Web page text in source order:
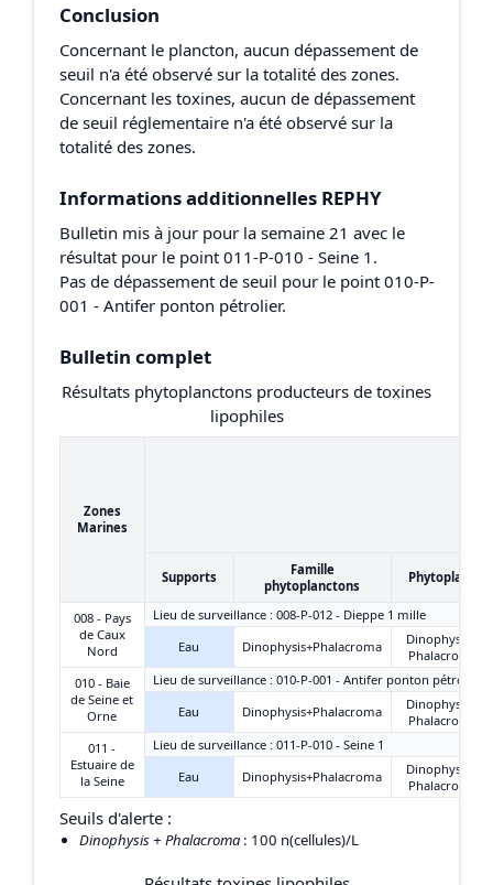
Conclusion
Concernant le plancton, aucun dépassement de
seuil n'a été observé sur la totalité des zones.
Concernant les toxines, aucun de dépassement
de seuil réglementaire n'a été observé sur la
totalité des zones.
Informations additionnelles REPHY
Bulletin mis à jour pour la semaine 21 avec le
résultat pour le point 011-P-010 - Seine 1.
Pas de dépassement de seuil pour le point 010-P-
001 - Antifer ponton pétrolier.
Bulletin complet
Résultats phytoplanctons producteurs de toxines
lipophiles
Zones
Marines
Supports
Famille
phytoplanctons
008 - Pays
de Caux
Nord
Lieu de surveillance : 008-P-012 - Dieppe 1 mille
Eau
Dinophysis+Phalacroma
Dinophysis +
Phalacroma
010 - Baie
de Seine et
Orne
Lieu de surveillance : 010-P-001 - Antifer ponton pétrolier
Eau
Dinophysis+Phalacroma
Dinophysis +
Phalacroma
011 -
Estuaire de
la Seine
Lieu de surveillance : 011-P-010 - Seine 1
Eau
Dinophysis+Phalacroma
Dinophysis +
Phalacroma
Seuils d'alerte :
Dinophysis + Phalacroma : 100 n(cellules)/L